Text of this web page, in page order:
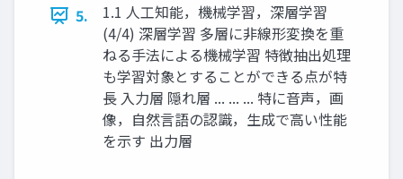
5.
1.1 人工知能，機械学習，深層学習
(4/4) 深層学習 多層に非線形変換を重
ねる手法による機械学習 特徴抽出処理
も学習対象とすることができる点が特
長 ⼊⼒層 隠れ層 ... ... ... 特に音声，画
像，自然言語の認識，生成で高い性能
を示す 出⼒層